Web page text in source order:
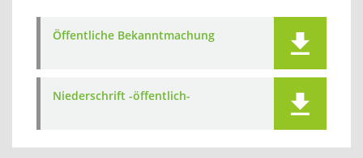
Öffentliche Bekanntmachung
Niederschrift -öffentlich-